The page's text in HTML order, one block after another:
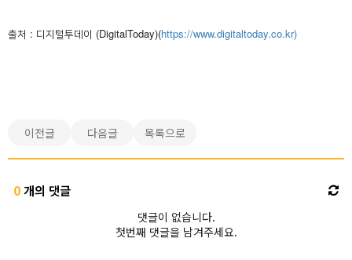
출처 : 디지털투데이 (DigitalToday)(https://www.digitaltoday.co.kr)
이전글 다음글 목록으로
0개의 댓글
댓글이 없습니다.
첫번째 댓글을 남겨주세요.